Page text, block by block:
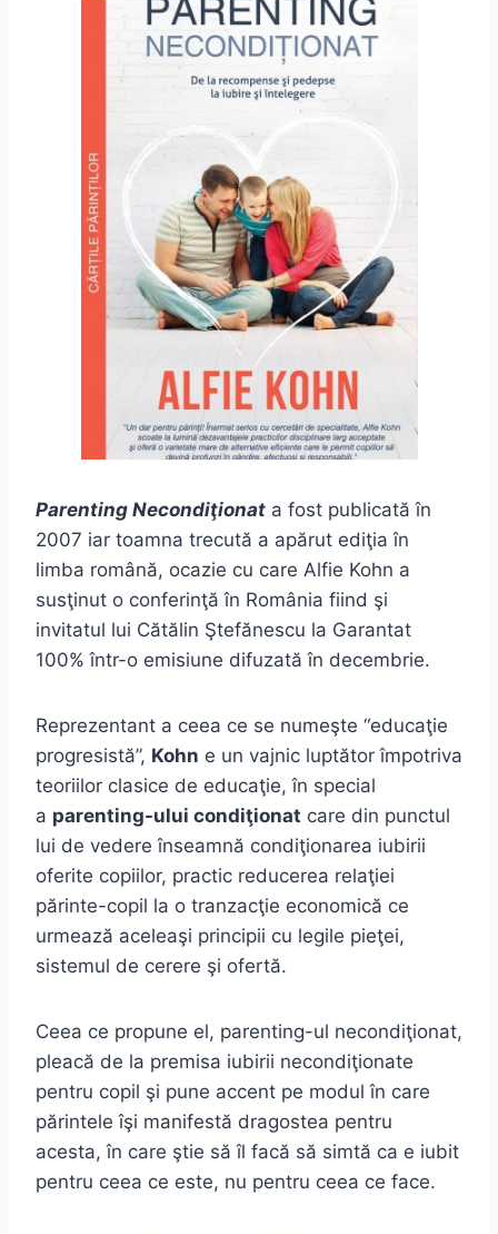
Parenting Necondiţionat a fost publicată în
2007 iar toamna trecută a apărut ediţia în
limba română, ocazie cu care Alfie Kohn a
susţinut o conferinţă în România fiind şi
invitatul lui Cătălin Ştefănescu la Garantat
100% într-o emisiune difuzată în decembrie.
Reprezentant a ceea ce se numeşte “educaţie
progresistă”, Kohn e un vajnic luptător împotriva
teoriilor clasice de educaţie, în special
a parenting-ului condiţionat care din punctul
lui de vedere înseamnă condiţionarea iubirii
oferite copiilor, practic reducerea relaţiei
părinte-copil la o tranzacţie economică ce
urmează aceleaşi principii cu legile pieţei,
sistemul de cerere şi ofertă.
Ceea ce propune el, parenting-ul necondiţionat,
pleacă de la premisa iubirii necondiţionate
pentru copil şi pune accent pe modul în care
părintele îşi manifestă dragostea pentru
acesta, în care ştie să îl facă să simtă ca e iubit
pentru ceea ce este, nu pentru ceea ce face.